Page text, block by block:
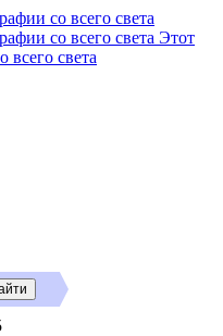
Этот
света